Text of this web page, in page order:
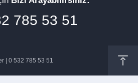
785 53 51
| 0 532 785 53 51